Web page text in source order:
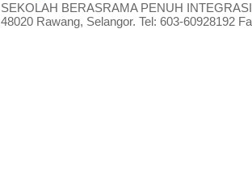
SEKOLAH BERASRAMA PENUH
48020 Rawang, Selangor. Tel: 603-60928192